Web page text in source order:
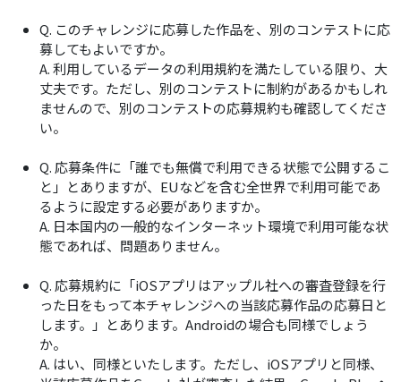
Q. このチャレンジに応募した作品を、別のコンテストに応
募してもよいですか。
A. 利用しているデータの利用規約を満たしている限り、大
丈夫です。ただし、別のコンテストに制約があるかもしれ
ませんので、別のコンテストの応募規約も確認してくださ
い。
Q. 応募条件に「誰でも無償で利用できる状態で公開するこ
と」とありますが、EUなどを含む全世界で利用可能であ
るように設定する必要がありますか。
A. 日本国内の一般的なインターネット環境で利用可能な状
態であれば、問題ありません。
Q. 応募規約に「iOSアプリはアップル社への審査登録を行
った日をもって本チャレンジへの当該応募作品の応募日と
します。」とあります。Androidの場合も同様でしょう
か。
A. はい、同様といたします。ただし、iOSアプリと同様、